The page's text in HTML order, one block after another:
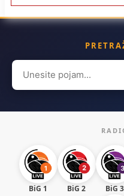
Search
for:
BiG 1 BiG 2 BiG 3